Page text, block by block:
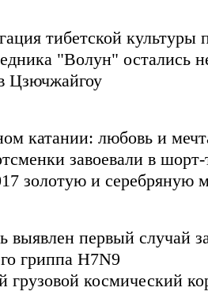
тибетской культуры
"Волун" остались
Цзючжайгоу
катании: любовь и
завоевали в шорт-
золотую и серебряную
выявлен первый случай
гриппа H7N9
грузовой космический